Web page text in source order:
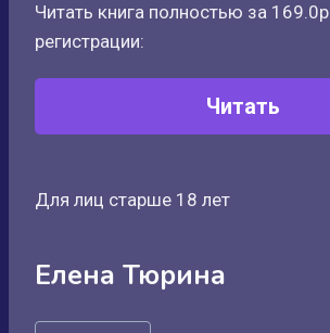
Читать книга полностью за
регистрации:
Читать
Для лиц старше 18 лет
Елена Тюрина
Метки